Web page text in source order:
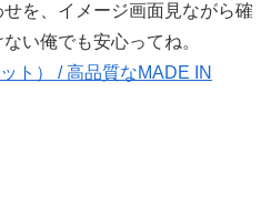
を、イメージ画面見ながら確
い俺でも安心ってね。
ト） / 高品質なMADE IN